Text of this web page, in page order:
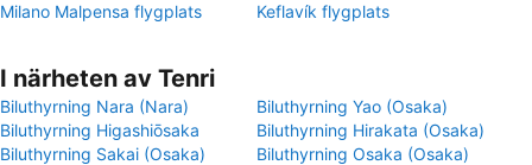
Milano Malpensa flygplats
Keflavík flygplats
I närheten av Tenri
Biluthyrning Nara (Nara)
Biluthyrning Yao (Osaka)
Biluthyrning Higashiōsaka
Biluthyrning Hirakata (Osaka)
Biluthyrning Sakai (Osaka)
Biluthyrning Osaka (Osaka)